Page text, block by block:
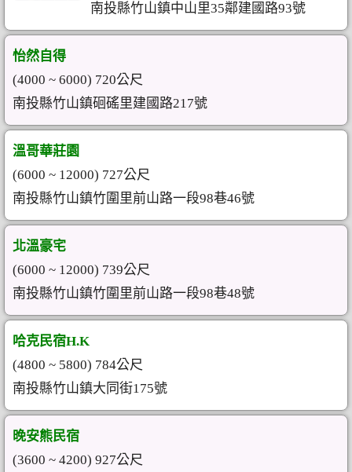
南投縣竹山鎮中山里35鄰建國路93號
怡然自得
(4000 ~ 6000) 720公尺
南投縣竹山鎮硘磘里建國路217號
溫哥華莊園
(6000 ~ 12000) 727公尺
南投縣竹山鎮竹圍里前山路一段98巷46號
北溫豪宅
(6000 ~ 12000) 739公尺
南投縣竹山鎮竹圍里前山路一段98巷48號
哈克民宿H.K
(4800 ~ 5800) 784公尺
南投縣竹山鎮大同街175號
晚安熊民宿
(3600 ~ 4200) 927公尺